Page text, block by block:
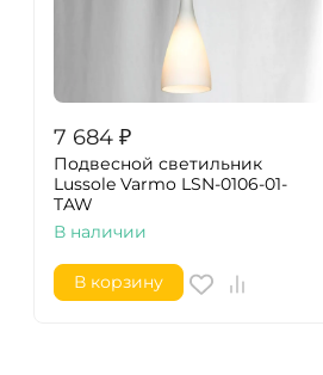
7 684 ₽
Подвесной светильник
Lussole Varmo LSN-0106-01-
TAW
В наличии
В корзину